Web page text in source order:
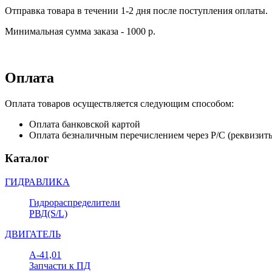
Отправка товара в течении 1-2 дня после поступления оплаты.
Минимальная сумма заказа - 1000 р.
Оплата
Оплата товаров осуществляется следующим способом:
Оплата банковской картой
Оплата безналичным перечислением через Р/С
Каталог
ГИДРАВЛИКА
Гидрораспределители
РВД(S/L)
ДВИГАТЕЛЬ
А-41,01
Запчасти к ПД